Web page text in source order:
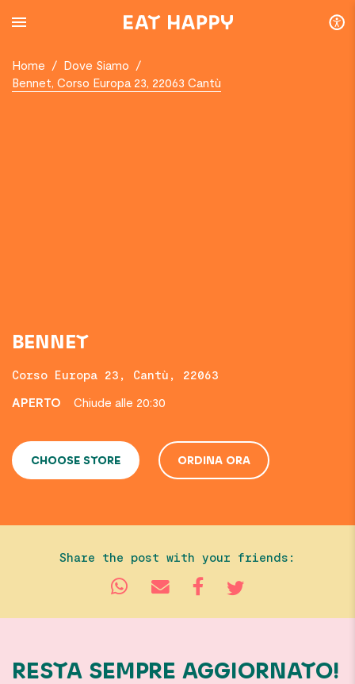
TO
Home / Dove Siamo /
Bennet, Corso Europa 23, 22063 Cantù
BENNET
Corso Europa 23, Cantù, 22063
APERTO
Chiude alle 20:30
CHOOSE STORE ORDINA ORA
Share the post with your friends:
RESTA SEMPRE AGGIORNATO!